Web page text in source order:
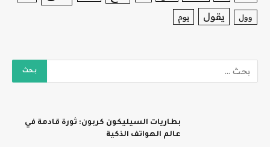
وول يقول يوم
بطاريات السيليكون كربون: ثورة قادمة في
عالم الهواتف الذكية